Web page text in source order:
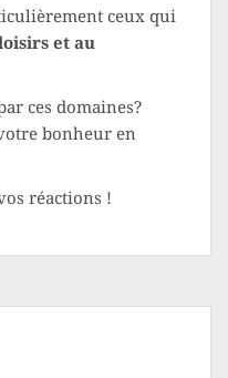
ceux qui
et au
ces domaines?
bonheur en
réactions !